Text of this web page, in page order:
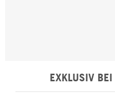
EXKLUSIV